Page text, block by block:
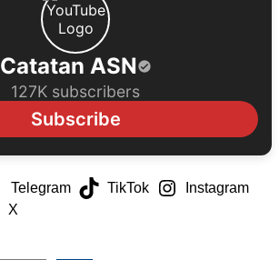
Catatan ASN
127K subscribers
Subscribe
Telegram TikTok
Instagram
X